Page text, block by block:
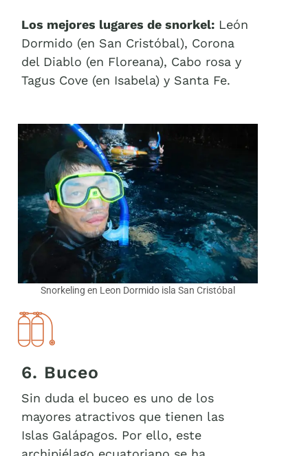
Los mejores lugares de snorkel: León
Dormido (en San Cristóbal), Corona
del Diablo (en Floreana), Cabo rosa y
Tagus Cove (en Isabela) y Santa Fe.
Snorkeling en Leon Dormido isla San Cristóbal
6. Buceo
Sin duda el buceo es uno de los
mayores atractivos que tienen las
Islas Galápagos. Por ello, este